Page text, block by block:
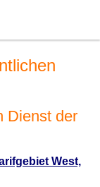
Dienst der
West,